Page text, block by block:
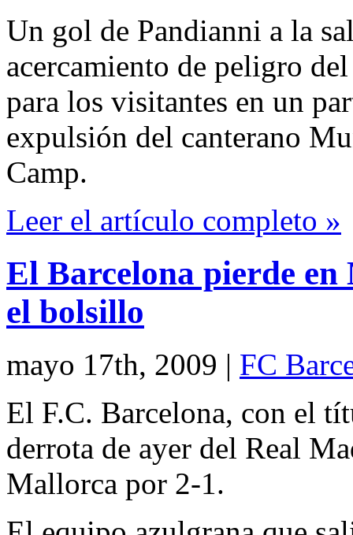
Un gol de Pandianni a la
acercamiento de peligro
para los visitantes en un
expulsión del canterano
Camp.
Leer el artículo completo »
El Barcelona pierde
el bolsillo
mayo 17th, 2009 | FC
El F.C. Barcelona, con el
derrota de ayer del Real
Mallorca por 2-1.